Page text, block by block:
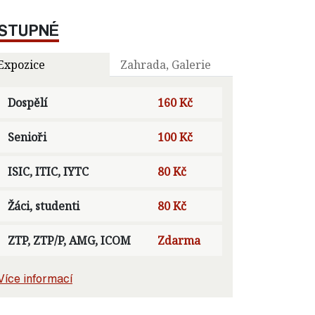
Zahrada, Galerie
Dospělí 160 Kč
Senioři 100 Kč
ISIC, ITIC, IYTC 80 Kč
Žáci, studenti 80 Kč
ZTP, ZTP/P, AMG, ICOM Zdarma
informací